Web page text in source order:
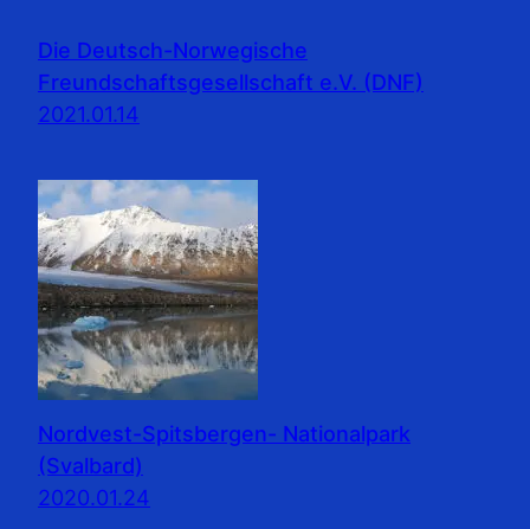
Die Deutsch-Norwegische
Freundschaftsgesellschaft e.V. (DNF)
2021.01.14
Nordvest-Spitsbergen- Nationalpark
(Svalbard)
2020.01.24